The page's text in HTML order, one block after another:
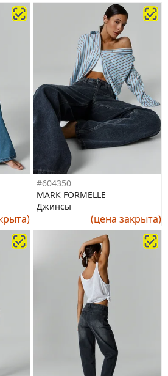
#604350
MARK FORMELLE
Джинсы
(цена закрыта)